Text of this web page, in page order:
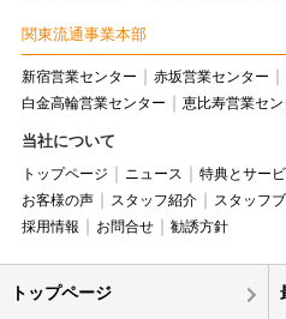
関東流通事業本部
新宿営業センター 赤坂営業センター
白金高輪営業センター
恵比寿営業セン
当社について
トップページ ニュース 特典とサー
お客様の声
スタッフ紹介 スタッフ
採用情報
お問合せ 勧誘方針
トップページ